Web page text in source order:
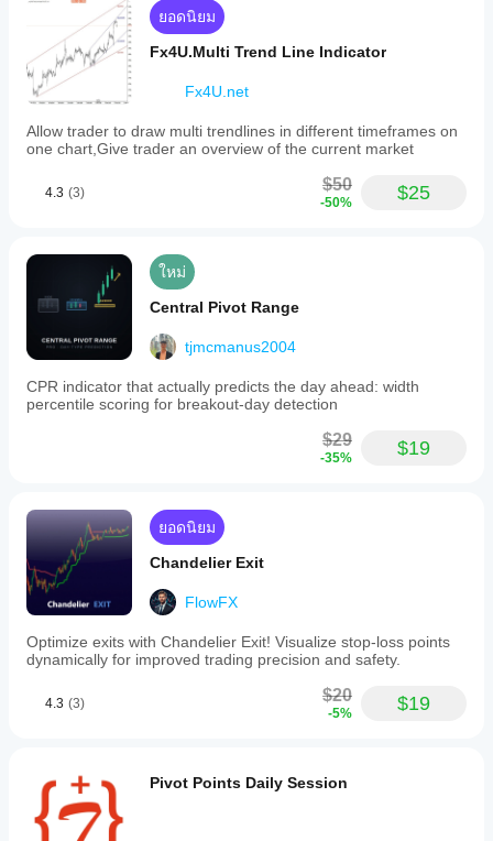
ยอดนิยม
Fx4U.Multi Trend Line Indicator
Fx4U.net
Allow trader to draw multi trendlines in different timeframes on
one chart,Give trader an overview of the current market
4.3 (3) $50
-50% $25
ใหม่
Central Pivot Range
tjmcmanus2004
CPR indicator that actually predicts the day ahead: width
percentile scoring for breakout-day detection
$29
-35% $19
ยอดนิยม
Chandelier Exit
FlowFX
Optimize exits with Chandelier Exit! Visualize stop-loss points
dynamically for improved trading precision and safety.
4.3 (3) $20
-5% $19
Pivot Points Daily Session